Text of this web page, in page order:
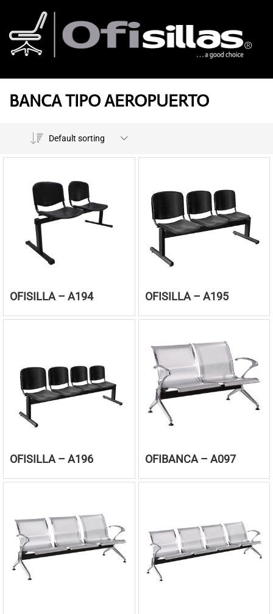
BANCA TIPO AEROPUERTO
Default sorting
OFISILLA – A194 OFISILLA – A195
OFISILLA – A196 OFIBANCA – A097